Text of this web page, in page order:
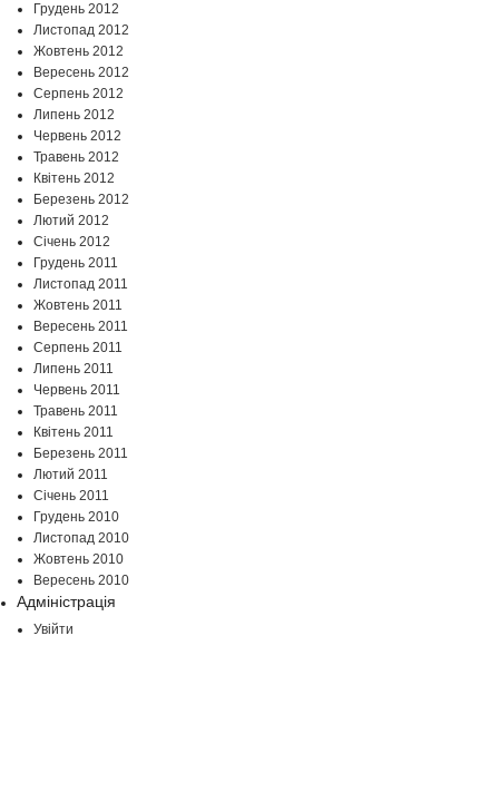
Грудень 2012
Листопад 2012
Жовтень 2012
Вересень 2012
Серпень 2012
Липень 2012
Червень 2012
Травень 2012
Квітень 2012
Березень 2012
Лютий 2012
Січень 2012
Грудень 2011
Листопад 2011
Жовтень 2011
Вересень 2011
Серпень 2011
Липень 2011
Червень 2011
Травень 2011
Квітень 2011
Березень 2011
Лютий 2011
Січень 2011
Грудень 2010
Листопад 2010
Жовтень 2010
Вересень 2010
Адміністрація
Увійти